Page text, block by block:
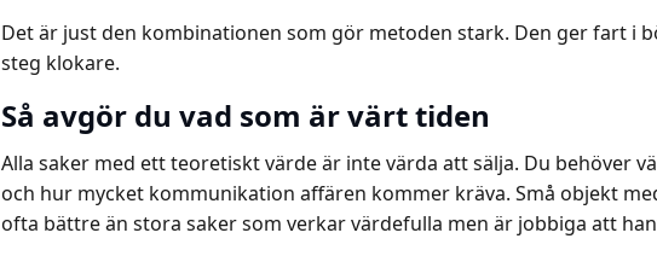
Det är just den kombinationen som gör metoden stark. Den ger fart i
steg klokare.
Så avgör du vad som är värt tiden
Alla saker med ett teoretiskt värde är inte värda att sälja. Du behöver
och hur mycket kommunikation affären kommer kräva. Små objekt
ofta bättre än stora saker som verkar värdefulla men är jobbiga att